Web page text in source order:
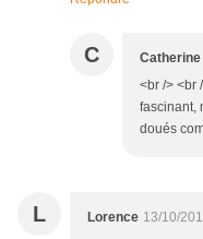
C Catherine
<br /> <br
fascinant,
doués
L Lorence 13/10/